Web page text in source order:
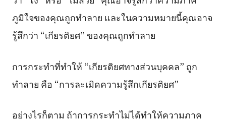
ภูมิใจของคุณถูกทำลาย และในความหมายนี้คุณอาจ
รู้สึกว่า “เกียรติยศ” ของคุณถูกทำลาย
การกระทำที่ทำให้ “เกียรติยศทางส่วนบุคคล” ถูก
ทำลาย คือ “การละเมิดความรู้สึกเกียรติยศ”
อย่างไรก็ตาม ถ้าการกระทำไม่ได้ทำให้ความภาค